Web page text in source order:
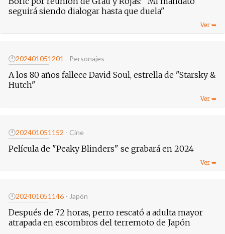
seguirá siendo dialogar hasta que duela"
🕐202401051201 - Personajes
A los 80 años fallece David Soul, estrella de "Starsky &
Hutch"
🕐202401051152 - Cine
Película de "Peaky Blinders" se grabará en 2024
🕐202401051146 - Japón
Después de 72 horas, perro rescató a adulta mayor
atrapada en escombros del terremoto de Japón